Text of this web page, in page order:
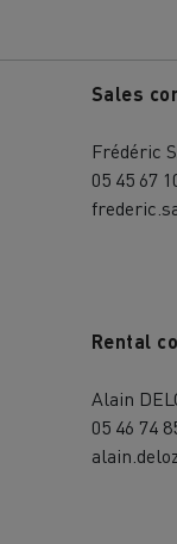
Sales
Frédéric
05 45 67
Rental
Alain
05 46 74